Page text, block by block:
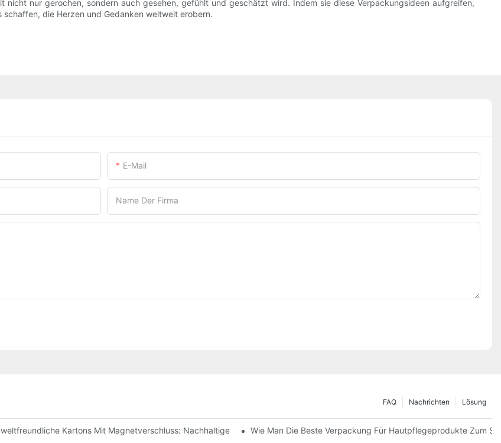
nicht nur gerochen, sondern auch gesehen, gefühlt und geschätzt wird. Indem sie diese Verpackungsideen aufgreifen,
die Herzen und Gedanken weltweit erobern.
E-Mail
Name Der Firma
Lösung
Nachrichten
FAQ
Verpackungen SindKartons Mit Magnetverschluss: Nachhaltige VerpackungslösungenWie Man Die Beste Verpackung Für Hautpflegeprodukte Zum